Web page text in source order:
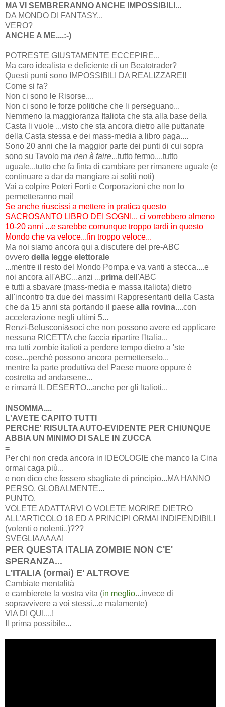
MA VI SEMBRERANNO ANCHE IMPOSSIBILI...
DA MONDO DI FANTASY...
VERO?
ANCHE A ME....:-)
POTRESTE GIUSTAMENTE ECCEPIRE...
Ma caro idealista e deficiente di un Beatotrader?
Questi punti sono IMPOSSIBILI DA REALIZZARE!!
Come si fa?
Non ci sono le Risorse....
Non ci sono le forze politiche che li perseguano...
Nemmeno la maggioranza Italiota che sta alla base della
Casta li vuole ...visto che sta ancora dietro alle puttanate
della Casta stessa e dei mass-media a libro paga....
Sono 20 anni che la maggior parte dei punti di cui sopra
sono su Tavolo ma rien à faire...tutto fermo....tutto
uguale...tutto che fa finta di cambiare per rimanere uguale (e
continuare a dar da mangiare ai soliti noti)
Vai a colpire Poteri Forti e Corporazioni che non lo
permetteranno mai!
Se anche riuscissi a mettere in pratica questo
SACROSANTO LIBRO DEI SOGNI... ci vorrebbero almeno
10-20 anni ...e sarebbe comunque troppo tardi in questo
Mondo che va veloce...fin troppo veloce...
Ma noi siamo ancora qui a discutere del pre-ABC
ovvero della legge elettorale
...mentre il resto del Mondo Pompa e va vanti a stecca....e
noi ancora all'ABC...anzi ...prima dell'ABC
e tutti a sbavare (mass-media e massa italiota) dietro
all'incontro tra due dei massimi Rappresentanti della Casta
che da 15 anni sta portando il paese alla rovina....con
accelerazione negli ultimi 5...
Renzi-Belusconi&soci che non possono avere ed applicare
nessuna RICETTA che faccia ripartire l'Italia...
ma tutti zombie italioti a perdere tempo dietro a 'ste
cose...perchè possono ancora permetterselo...
mentre la parte produttiva del Paese muore oppure è
costretta ad andarsene...
e rimarrà IL DESERTO...anche per gli Italioti...
INSOMMA....
L'AVETE CAPITO TUTTI
PERCHE' RISULTA AUTO-EVIDENTE PER CHIUNQUE
ABBIA UN MINIMO DI SALE IN ZUCCA
=
Per chi non creda ancora in IDEOLOGIE che manco la Cina
ormai caga più...
e non dico che fossero sbagliate di principio...MA HANNO
PERSO, GLOBALMENTE...
PUNTO.
VOLETE ADATTARVI O VOLETE MORIRE DIETRO
ALL'ARTICOLO 18 ED A PRINCIPI ORMAI INDIFENDIBILI
(volenti o nolenti..)???
SVEGLIAAAAA!
PER QUESTA ITALIA ZOMBIE NON C'E'
SPERANZA...
L'ITALIA (ormai) E' ALTROVE
Cambiate mentalità
e cambierete la vostra vita (in meglio...invece di
sopravvivere a voi stessi...e malamente)
VIA DI QUI....!
Il prima possibile...